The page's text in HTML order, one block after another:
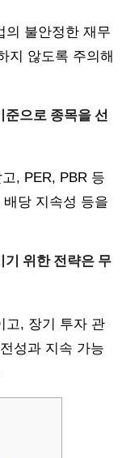
의 불안정한 재무
지 않도록 주의해
으로 종목을 선
, PER, PBR 등
당 지속성 등을
기 위한 전략은 무
고, 장기 투자 관
성과 지속 가능